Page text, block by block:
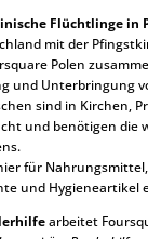
Flüchtlinge in
mit der
Polen
und Unterbringung
sind in Kirchen,
und benötigen die
für
und Hygieneartikel
arbeitet